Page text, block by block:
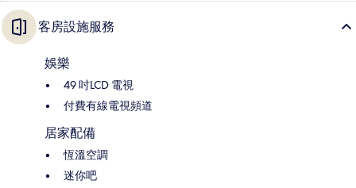
客房設施服務
娛樂
49 吋LCD 電視
付費有線電視頻道
居家配備
恆溫空調
迷你吧